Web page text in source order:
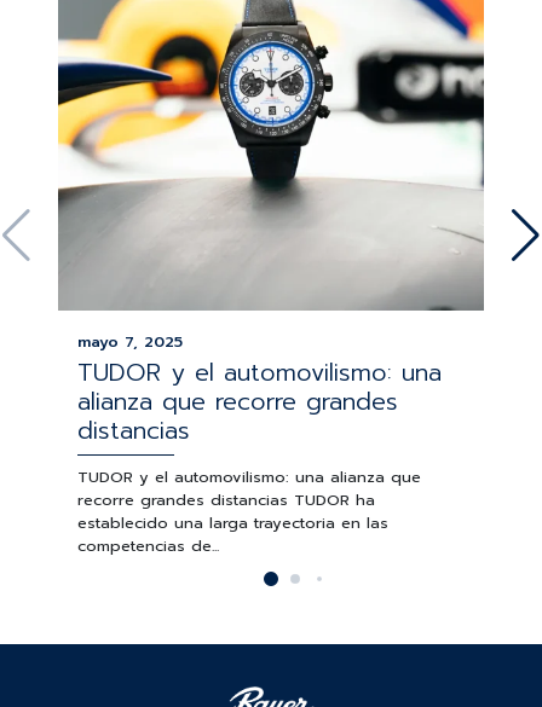
mayo 7, 2025
TUDOR y el automovilismo: una
alianza que recorre grandes
distancias
TUDOR y el automovilismo: una alianza que
recorre grandes distancias TUDOR ha
establecido una larga trayectoria en las
competencias de...